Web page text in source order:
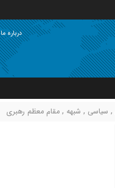
درباره ما
, سیاسی , شبهه , مقام معظم رهبری